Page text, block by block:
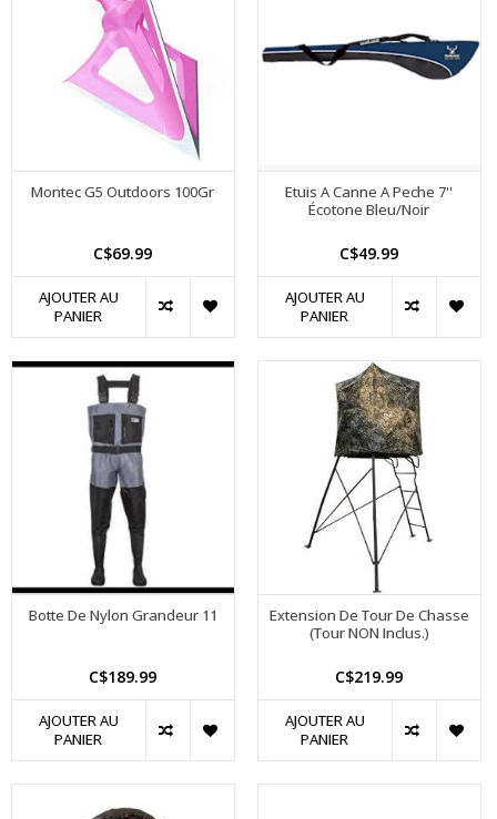
Montec G5 Outdoors 100Gr
C$69.99
AJOUTER AU
PANIER
Etuis A Canne A Peche 7''
Écotone Bleu/Noir
C$49.99
AJOUTER AU
PANIER
Botte De Nylon Grandeur 11
C$189.99
AJOUTER AU
PANIER
Extension De Tour De Chasse
(Tour NON Inclus.)
C$219.99
AJOUTER AU
PANIER